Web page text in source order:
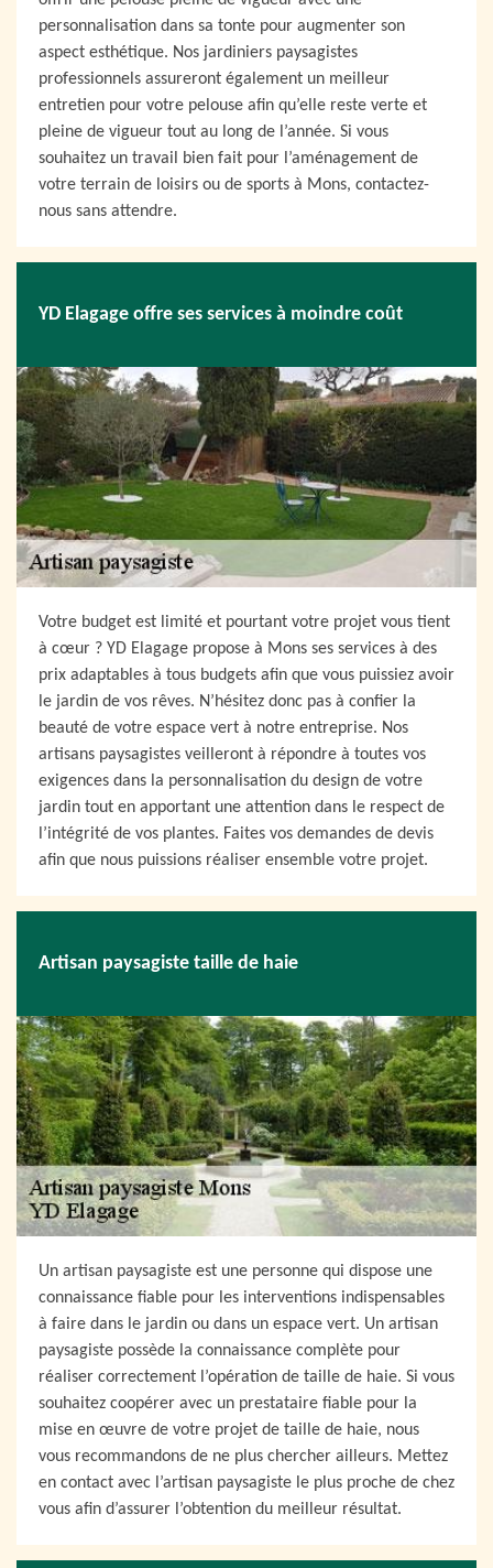
personnalisation dans sa tonte pour augmenter son
aspect esthétique. Nos jardiniers paysagistes
professionnels assureront également un meilleur
entretien pour votre pelouse afin qu’elle reste verte et
pleine de vigueur tout au long de l’année. Si vous
souhaitez un travail bien fait pour l’aménagement de
votre terrain de loisirs ou de sports à Mons, contactez-
nous sans attendre.
YD Elagage offre ses services à moindre coût
Votre budget est limité et pourtant votre projet vous tient
à cœur ? YD Elagage propose à Mons ses services à des
prix adaptables à tous budgets afin que vous puissiez avoir
le jardin de vos rêves. N’hésitez donc pas à confier la
beauté de votre espace vert à notre entreprise. Nos
artisans paysagistes veilleront à répondre à toutes vos
exigences dans la personnalisation du design de votre
jardin tout en apportant une attention dans le respect de
l’intégrité de vos plantes. Faites vos demandes de devis
afin que nous puissions réaliser ensemble votre projet.
Artisan paysagiste taille de haie
Un artisan paysagiste est une personne qui dispose une
connaissance fiable pour les interventions indispensables
à faire dans le jardin ou dans un espace vert. Un artisan
paysagiste possède la connaissance complète pour
réaliser correctement l’opération de taille de haie. Si vous
souhaitez coopérer avec un prestataire fiable pour la
mise en œuvre de votre projet de taille de haie, nous
vous recommandons de ne plus chercher ailleurs. Mettez
en contact avec l’artisan paysagiste le plus proche de chez
vous afin d’assurer l’obtention du meilleur résultat.